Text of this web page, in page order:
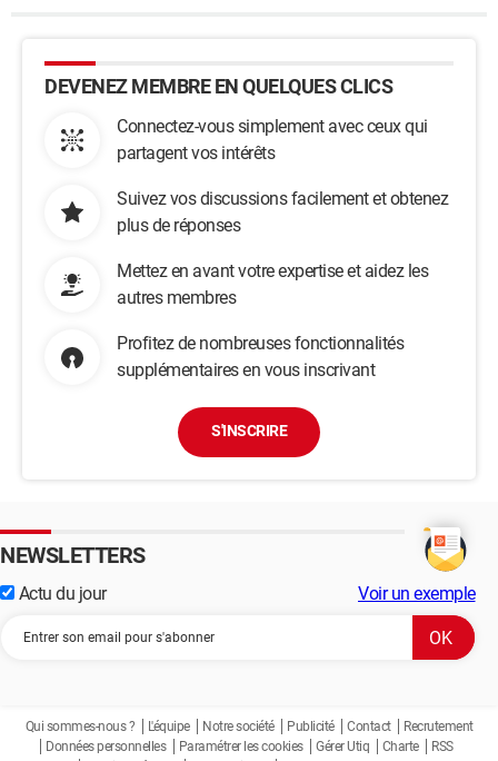
DEVENEZ MEMBRE EN QUELQUES CLICS
Connectez-vous simplement avec ceux qui
partagent vos intérêts
Suivez vos discussions facilement et obtenez
plus de réponses
Mettez en avant votre expertise et aidez les
autres membres
Profitez de nombreuses fonctionnalités
supplémentaires en vous inscrivant
S'INSCRIRE
NEWSLETTERS
Actu du jour Voir un exemple
Qui sommes-nous ? L'équipe Notre société Publicité Contact
Recrutement
Données personnelles
Paramétrer les cookies Gérer Utiq Charte
RSS